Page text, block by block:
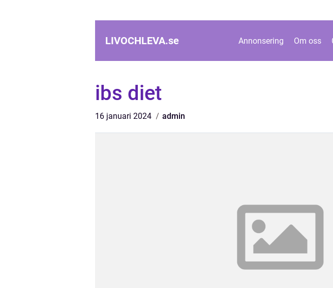
LIVOCHLEVA.se Annonsering Om oss
ibs diet
16 januari 2024 admin